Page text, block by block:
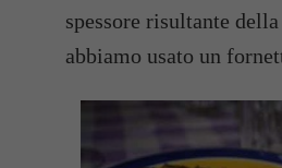
spessore risultante
abbiamo usato un